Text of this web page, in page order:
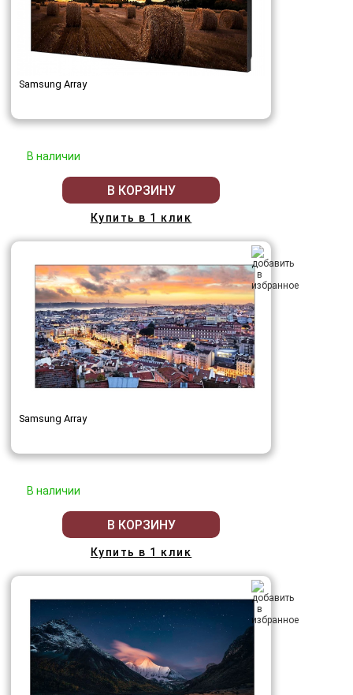
Samsung Array
В наличии
В КОРЗИНУ
Купить в 1 клик
Samsung Array
В наличии
В КОРЗИНУ
Купить в 1 клик